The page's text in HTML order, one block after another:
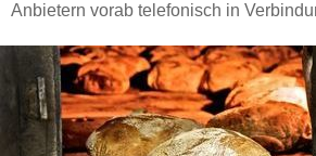
Anbietern vorab telefonisch in